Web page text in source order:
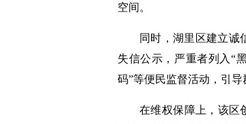
空间。
同时，湖里区建立诚
失信公示，严重者列入“
码”等便民监督活动，引导
在维权保障上，该区